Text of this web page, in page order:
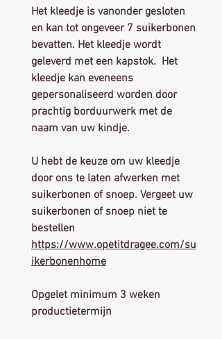
Het kleedje is vanonder gesloten
en kan tot ongeveer 7 suikerbonen
bevatten. Het kleedje wordt
geleverd met een kapstok. Het
kleedje kan eveneens
gepersonaliseerd worden door
prachtig borduurwerk met de
naam van uw kindje.
U hebt de keuze om uw kleedje
door ons te laten afwerken met
suikerbonen of snoep. Vergeet uw
suikerbonen of snoep niet te
bestellen
https://www.opetitdragee.com/su
ikerbonenhome
Opgelet minimum 3 weken
productietermijn